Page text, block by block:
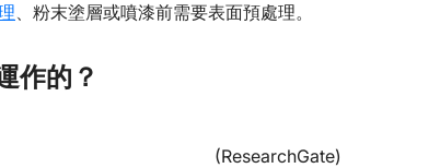
、粉末塗層或噴漆前需要表面預處理。
作的？
(ResearchGate)